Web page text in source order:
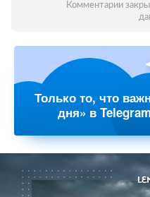
Комментарии
Только то, что
дня» в